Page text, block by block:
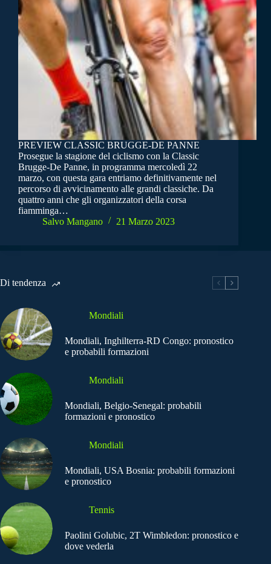
PREVIEW CLASSIC BRUGGE-DE PANNE
Prosegue la stagione del ciclismo con la Classic
Brugge-De Panne, in programma mercoledì 22
marzo, con questa gara entriamo definitivamente nel
percorso di avvicinamento alle grandi classiche. Da
quattro anni che gli organizzatori della corsa
fiamminga…
Salvo Mangano
21 Marzo 2023
Di tendenza
Mondiali
Mondiali, Inghilterra-RD Congo: pronostico
e probabili formazioni
Mondiali
Mondiali, Belgio-Senegal: probabili
formazioni e pronostico
Mondiali
Mondiali, USA Bosnia: probabili formazioni
e pronostico
Tennis
Paolini Golubic, 2T Wimbledon: pronostico e
dove vederla